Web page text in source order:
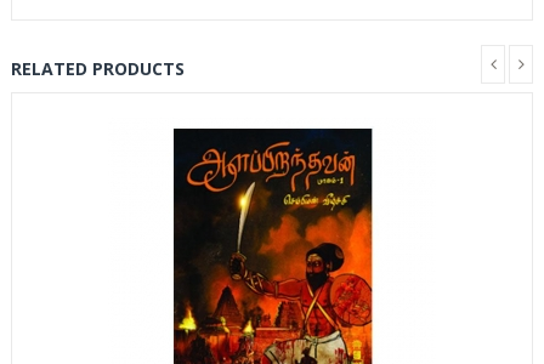
RELATED PRODUCTS